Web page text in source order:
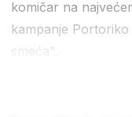
komičar na
kampanje
smeća".